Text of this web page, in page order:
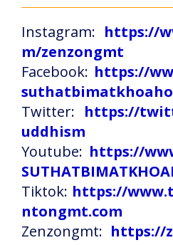
Instagram: https://
m/zenzongmt
Facebook: https://
Twitter: https://
uddhism
Youtube: https://
Tiktok: https://
ntongmt.com
Zenzongmt: https://